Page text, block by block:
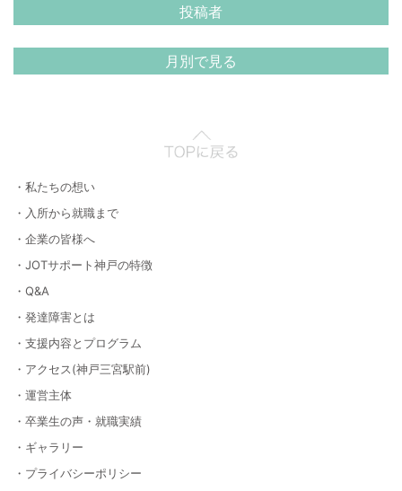
投稿者
月別で見る
・私たちの想い
・入所から就職まで
・企業の皆様へ
・JOTサポート神戸の特徴
・Q&A
・発達障害とは
・支援内容とプログラム
・アクセス(神戸三宮駅前)
・運営主体
・卒業生の声・就職実績
・ギャラリー
・プライバシーポリシー